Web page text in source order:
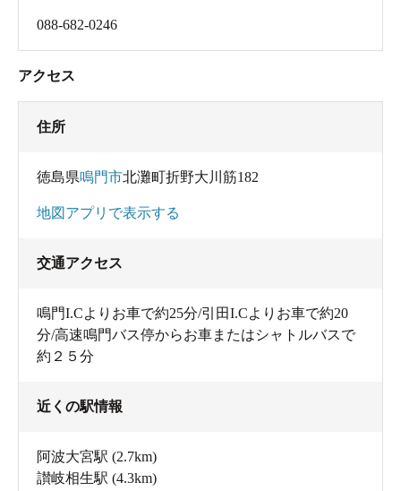
088-682-0246
アクセス
住所
徳島県鳴門市北灘町折野大川筋182
地図アプリで表示する
交通アクセス
鳴門I.Cよりお車で約25分/引田I.Cよりお車で約20
分/高速鳴門バス停からお車またはシャトルバスで
約２５分
近くの駅情報
阿波大宮駅 (2.7km)
讃岐相生駅 (4.3km)